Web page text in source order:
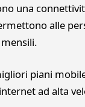
una
alle
piani
ad alta